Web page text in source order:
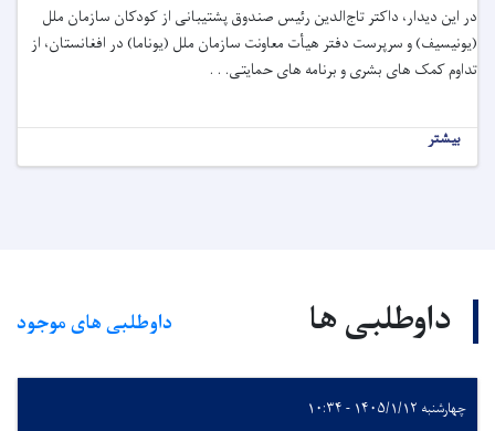
در این دیدار، داکتر تاج‌الدین رئیس صندوق پشتیبانی از کودکان سازمان ملل
(یونیسیف) و سرپرست دفتر هیأت معاونت سازمان ملل (یوناما) در افغانستان، از
تداوم کمک های بشری و برنامه های حمایتی. . .
بیشتر
داوطلبی ها داوطلبی های موجود
چهارشنبه ۱۴۰۵/۱/۱۲ - ۱۰:۳۴